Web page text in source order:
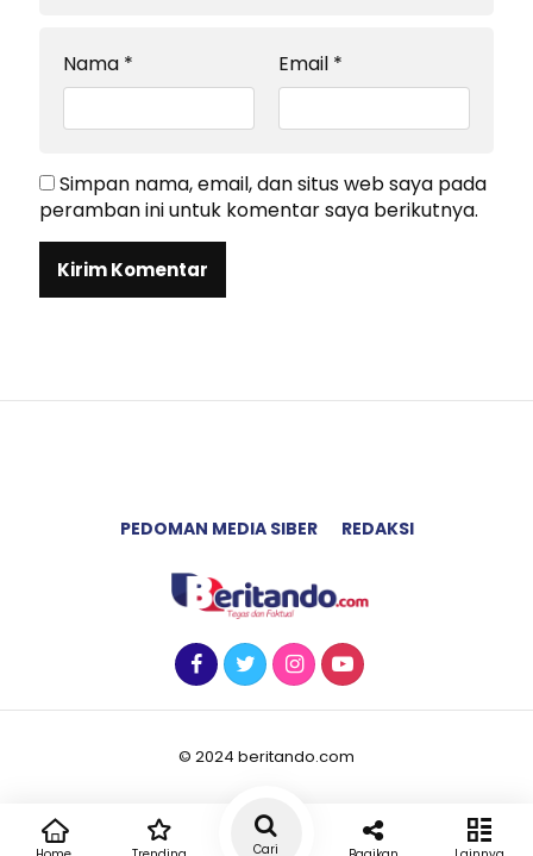
Nama * Email *
Simpan nama, email, dan situs web saya pada
peramban ini untuk komentar saya berikutnya.
PEDOMAN MEDIA SIBER REDAKSI
© 2024 beritando.com
Cari